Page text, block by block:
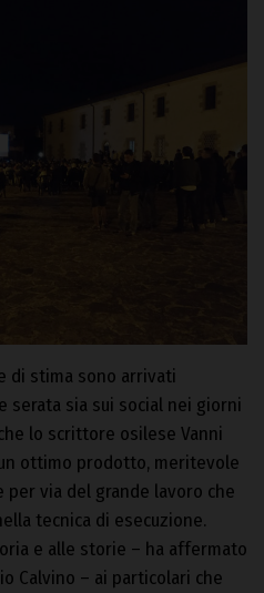
di stima sono arrivati
serata sia sui social nei giorni
lo scrittore osilese Vanni
ottimo prodotto, meritevole
via del grande lavoro che
tecnica di esecuzione.
e alle storie – ha affermato
Calvino – ai particolari che